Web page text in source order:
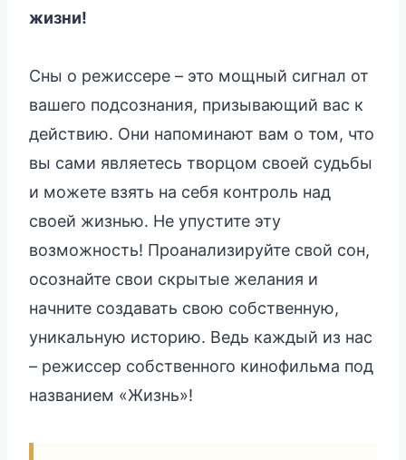
жизни!
Сны о режиссере – это мощный сигнал от
вашего подсознания, призывающий вас к
действию. Они напоминают вам о том, что
вы сами являетесь творцом своей судьбы
и можете взять на себя контроль над
своей жизнью. Не упустите эту
возможность! Проанализируйте свой сон,
осознайте свои скрытые желания и
начните создавать свою собственную,
уникальную историю. Ведь каждый из нас
– режиссер собственного кинофильма под
названием «Жизнь»!